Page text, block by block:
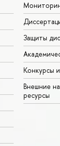
Защиты
Конкурсы
Внешние
ресурсы